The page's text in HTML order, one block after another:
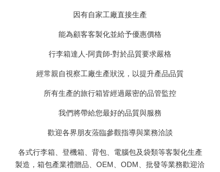
因有自家工廠直接生產
能為顧客客製化並給予優惠價格
行李箱達人-阿貴師-對於品質要求嚴格
經常親自視察工廠生產狀況，以提升產品品質
所有生產的旅行箱皆經過嚴密的品管監控
我們將帶給您最好的品質與服務
歡迎各界朋友蒞臨參觀指導與業務洽談
各式行李箱、登機箱、背包、電腦包及袋類等客製化生產
製造，箱包產業禮贈品、OEM、ODM、批發等業務歡迎洽